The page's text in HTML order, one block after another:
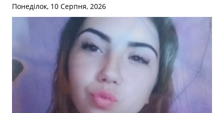
Понеділок, 10 Серпня, 2026